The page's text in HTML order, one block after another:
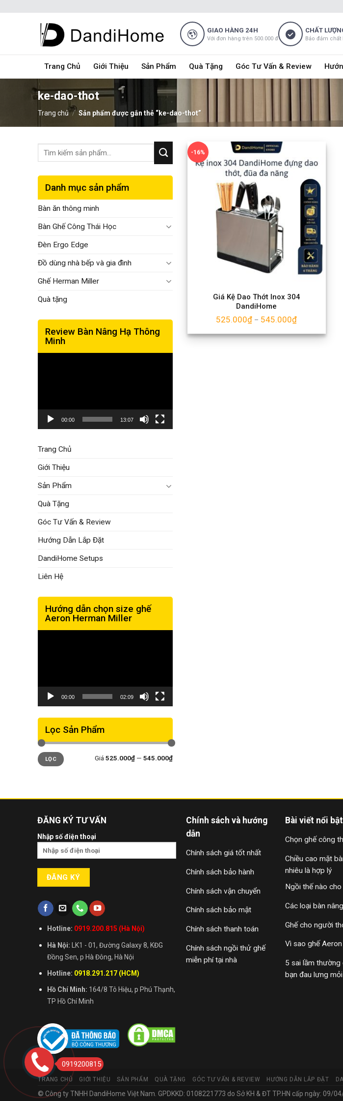
GIAO HÀNG 24H
Với đơn hàng trên 500.000 đ
CHẤT
Bảo đảm
Trang Chủ Giới Thiệu Sản Phẩm Quà Tặng Góc Tư Vấn & Review
ke-dao-thot
Trang chủ / Sản phẩm được gắn thẻ “ke-dao-thot”
Danh mục sản phẩm
Bàn ăn thông minh
Bàn Ghế Công Thái Học
Đèn Ergo Edge
Đồ dùng nhà bếp và gia đình
Ghế Herman Miller
Quà tặng
Review Bàn Nâng Hạ Thông
Minh
00:00 13:07
Trang Chủ
Giới Thiệu
Sản Phẩm
Quà Tặng
Góc Tư Vấn & Review
Hướng Dẫn Lắp Đặt
DandiHome Setups
Liên Hệ
Hướng dẫn chọn size ghế
Aeron Herman Miller
00:00 02:09
Lọc Sản Phẩm
Giá
thấp
nhất
Giá
cao
nhất
LỌC Giá 525.000₫ — 545.000₫
-16%
Giá Kệ Dao Thớt Inox 304
DandiHome
525.000₫ – 545.000₫
ĐĂNG KÝ TƯ VẤN
Nhập số điện thoại
Hotline: 0919.200.815 (Hà Nội)
Hà Nội: LK1 - 01, Đường Galaxy 8, KĐG
Đồng Sen, p Hà Đông, Hà Nội
Hotline: 0918.291.217 (HCM)
Hồ Chí Minh: 164/8 Tô Hiệu, p Phú Thạnh,
TP Hồ Chí Minh
Chính sách và hướng
dẫn
Chính sách giá tốt nhất
Chính sách bảo hành
Chính sách vận chuyển
Chính sách bảo mật
Chính sách thanh toán
Chính sách ngồi thử ghế
miễn phí tại nhà
Bài viết nổi bật
Chọn ghế công
Chiều cao mặt
nhiêu là hợp lý
Ngồi thế nào cho
Các loại bàn
Ghế cho người
Vì sao ghế Aeron
5 sai lầm thường
bạn đau lưng
TRANG CHỦ GIỚI THIỆU SẢN PHẨM QUÀ TẶNG GÓC TƯ VẤN & REVIEW HƯỚNG DẪN LẮP ĐẶT
© Công ty TNHH DandiHome Việt Nam. GPDKKD: 0108221773 do Sở KH & ĐT TP.HN cấp ngày: 09/
0919200815